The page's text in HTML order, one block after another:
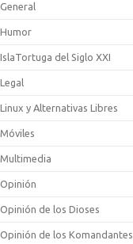
General
Humor
IslaTortuga del Siglo XXI
Legal
Linux y Alternativas Libres
Móviles
Multimedia
Opinión
Opinión de los Dioses
Opinión de los Komandantes